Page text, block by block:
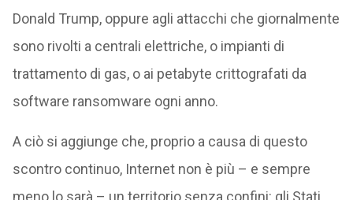
Donald Trump, oppure agli attacchi che giornalmente
sono rivolti a centrali elettriche, o impianti di
trattamento di gas, o ai petabyte crittografati da
software ransomware ogni anno.
A ciò si aggiunge che, proprio a causa di questo
scontro continuo, Internet non è più – e sempre
meno lo sarà – un territorio senza confini: gli Stati